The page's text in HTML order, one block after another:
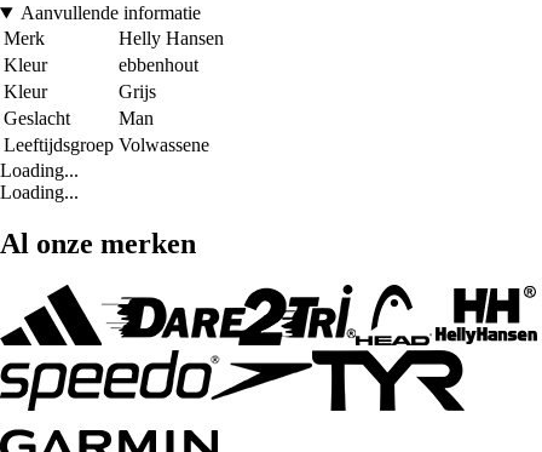
Aanvullende informatie
Merk
Helly Hansen
Kleur
ebbenhout
Kleur
Grijs
Geslacht
Man
Leeftijdsgroep Volwassene
Loading...
Loading...
Al onze merken